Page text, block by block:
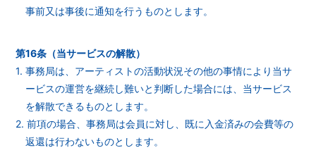
事前又は事後に通知を行うものとします。
第16条（当サービスの解散）
1. 事務局は、アーティストの活動状況その他の事情により当サ
ービスの運営を継続し難いと判断した場合には、当サービス
を解散できるものとします。
2. 前項の場合、事務局は会員に対し、既に入金済みの会費等の
返還は行わないものとします。